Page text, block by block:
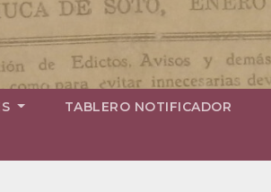
TABLERO NOTIFICADOR